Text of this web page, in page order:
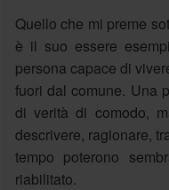
Quello che mi preme
è il suo essere
persona capace di
fuori dal comune. Una
di verità di comodo,
descrivere, ragionare,
tempo poterono
riabilitato.